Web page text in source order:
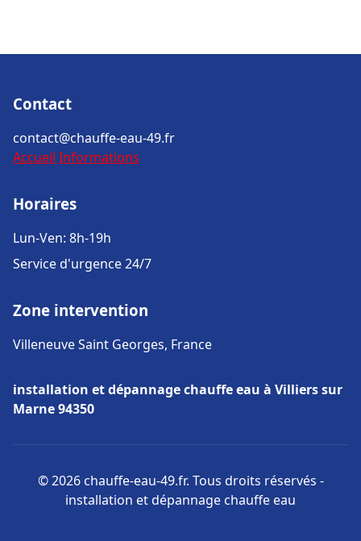
Contact
contact@chauffe-eau-49.fr
Accueil Informations
Horaires
Lun-Ven: 8h-19h
Service d'urgence 24/7
Zone intervention
Villeneuve Saint Georges, France
installation et dépannage chauffe eau à Villiers sur
Marne 94350
© 2026 chauffe-eau-49.fr. Tous droits réservés -
installation et dépannage chauffe eau